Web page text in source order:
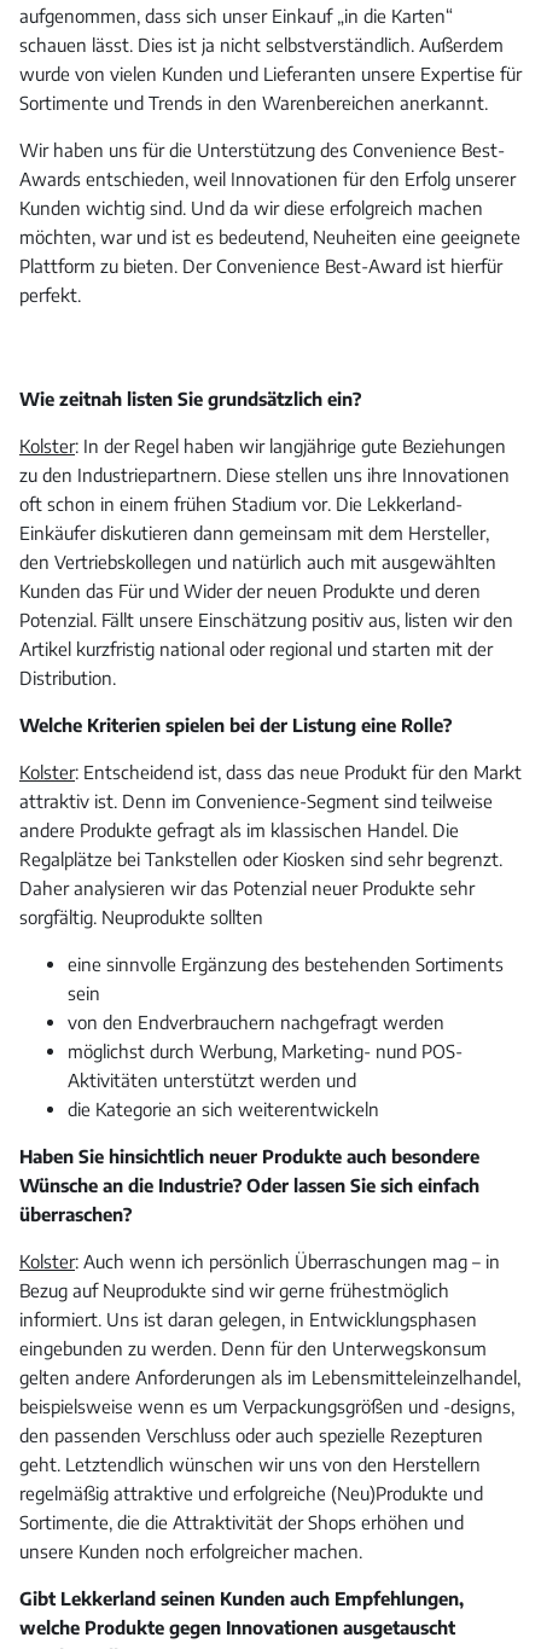
aufgenommen, dass sich unser Einkauf „in die Karten“
schauen lässt. Dies ist ja nicht selbstverständlich. Außerdem
wurde von vielen Kunden und Lieferanten unsere Expertise für
Sortimente und Trends in den Warenbereichen anerkannt.
Wir haben uns für die Unterstützung des Convenience Best-
Awards entschieden, weil Innovationen für den Erfolg unserer
Kunden wichtig sind. Und da wir diese erfolgreich machen
möchten, war und ist es bedeutend, Neuheiten eine geeignete
Plattform zu bieten. Der Convenience Best-Award ist hierfür
perfekt.
Wie zeitnah listen Sie grundsätzlich ein?
Kolster: In der Regel haben wir langjährige gute Beziehungen
zu den Industriepartnern. Diese stellen uns ihre Innovationen
oft schon in einem frühen Stadium vor. Die Lekkerland-
Einkäufer diskutieren dann gemeinsam mit dem Hersteller,
den Vertriebskollegen und natürlich auch mit ausgewählten
Kunden das Für und Wider der neuen Produkte und deren
Potenzial. Fällt unsere Einschätzung positiv aus, listen wir den
Artikel kurzfristig national oder regional und starten mit der
Distribution.
Welche Kriterien spielen bei der Listung eine Rolle?
Kolster: Entscheidend ist, dass das neue Produkt für den Markt
attraktiv ist. Denn im Convenience-Segment sind teilweise
andere Produkte gefragt als im klassischen Handel. Die
Regalplätze bei Tankstellen oder Kiosken sind sehr begrenzt.
Daher analysieren wir das Potenzial neuer Produkte sehr
sorgfältig. Neuprodukte sollten
eine sinnvolle Ergänzung des bestehenden Sortiments
sein
von den Endverbrauchern nachgefragt werden
möglichst durch Werbung, Marketing- nund POS-
Aktivitäten unterstützt werden und
die Kategorie an sich weiterentwickeln
Haben Sie hinsichtlich neuer Produkte auch besondere
Wünsche an die Industrie? Oder lassen Sie sich einfach
überraschen?
Kolster: Auch wenn ich persönlich Überraschungen mag – in
Bezug auf Neuprodukte sind wir gerne frühestmöglich
informiert. Uns ist daran gelegen, in Entwicklungsphasen
eingebunden zu werden. Denn für den Unterwegskonsum
gelten andere Anforderungen als im Lebensmitteleinzelhandel,
beispielsweise wenn es um Verpackungsgrößen und -designs,
den passenden Verschluss oder auch spezielle Rezepturen
geht. Letztendlich wünschen wir uns von den Herstellern
regelmäßig attraktive und erfolgreiche (Neu)Produkte und
Sortimente, die die Attraktivität der Shops erhöhen und
unsere Kunden noch erfolgreicher machen.
Gibt Lekkerland seinen Kunden auch Empfehlungen,
welche Produkte gegen Innovationen ausgetauscht